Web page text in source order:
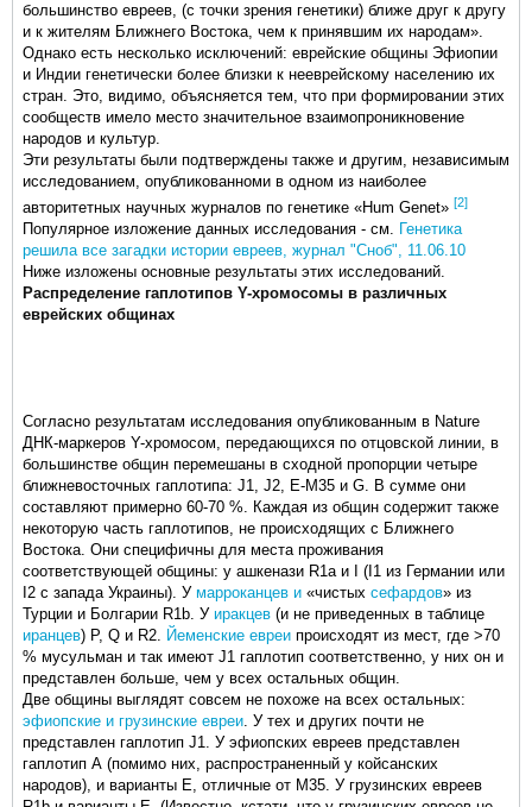
большинство евреев, (с точки зрения генетики) ближе друг к другу
и к жителям Ближнего Востока, чем к принявшим их народам».
Однако есть несколько исключений: еврейские общины Эфиопии
и Индии генетически более близки к нееврейскому населению их
стран. Это, видимо, объясняется тем, что при формировании этих
сообществ имело место значительное взаимопроникновение
народов и культур.
Эти результаты были подтверждены также и другим, независимым
исследованием, опубликованноми в одном из наиболее
авторитетных научных журналов по генетике «Hum Genet» [2]
Популярное изложение данных исследования - см. Генетика
решила все загадки истории евреев, журнал "Сноб", 11.06.10
Ниже изложены основные результаты этих исследований.
Распределение гаплотипов Y-хромосомы в различных
еврейских общинах
Согласно результатам исследования опубликованным в Nature
ДНК-маркеров Y-хромосом, передающихся по отцовской линии, в
большинстве общин перемешаны в сходной пропорции четыре
ближневосточных гаплотипа: J1, J2, E-M35 и G. В сумме они
составляют примерно 60-70 %. Каждая из общин содержит также
некоторую часть гаплотипов, не происходящих с Ближнего
Востока. Они специфичны для места проживания
соответствующей общины: у ашкенази R1a и I (I1 из Германии или
I2 с запада Украины). У марроканцев и «чистых сефардов» из
Турции и Болгарии R1b. У иракцев (и не приведенных в таблице
иранцев) P, Q и R2. Йеменские евреи происходят из мест, где >70
% мусульман и так имеют J1 гаплотип соответственно, у них он и
представлен больше, чем у всех остальных общин.
Две общины выглядят совсем не похоже на всех остальных:
эфиопские и грузинские евреи . У тех и других почти не
представлен гаплотип J1. У эфиопских евреев представлен
гаплотип А (помимо них, распространенный у койсанских
народов), и варианты Е, отличные от М35. У грузинских евреев